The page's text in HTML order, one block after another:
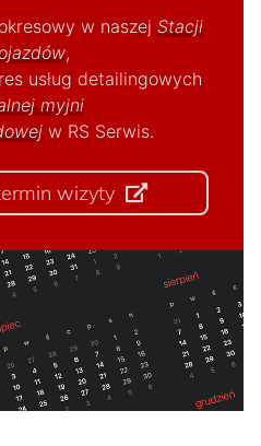
w naszej Stacji
,
usług detailingowych
myjni
w RS Serwis.
wizyty